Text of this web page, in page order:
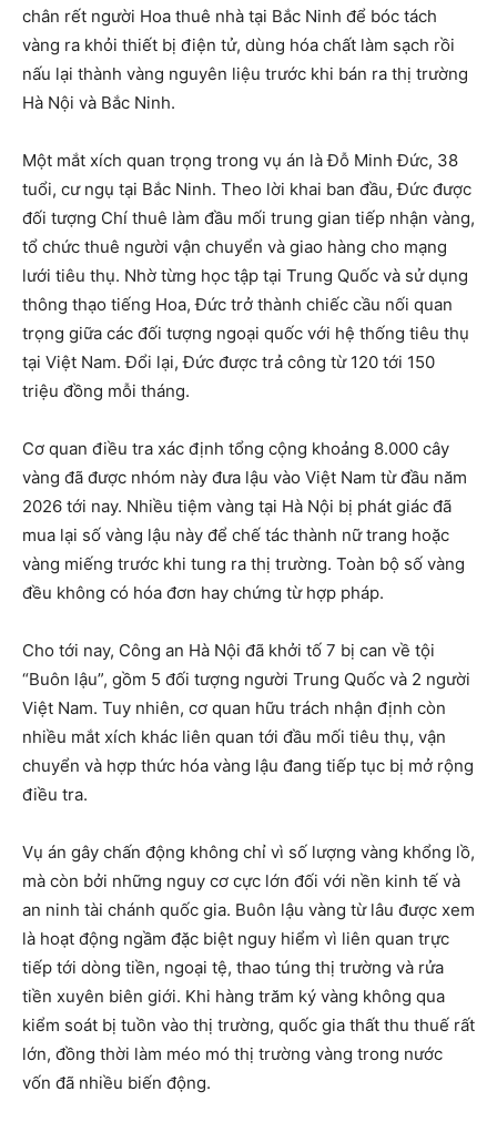
chân rết người Hoa thuê nhà tại Bắc Ninh để bóc tách
vàng ra khỏi thiết bị điện tử, dùng hóa chất làm sạch rồi
nấu lại thành vàng nguyên liệu trước khi bán ra thị trường
Hà Nội và Bắc Ninh.
Một mắt xích quan trọng trong vụ án là Đỗ Minh Đức, 38
tuổi, cư ngụ tại Bắc Ninh. Theo lời khai ban đầu, Đức được
đối tượng Chí thuê làm đầu mối trung gian tiếp nhận vàng,
tổ chức thuê người vận chuyển và giao hàng cho mạng
lưới tiêu thụ. Nhờ từng học tập tại Trung Quốc và sử dụng
thông thạo tiếng Hoa, Đức trở thành chiếc cầu nối quan
trọng giữa các đối tượng ngoại quốc với hệ thống tiêu thụ
tại Việt Nam. Đổi lại, Đức được trả công từ 120 tới 150
triệu đồng mỗi tháng.
Cơ quan điều tra xác định tổng cộng khoảng 8.000 cây
vàng đã được nhóm này đưa lậu vào Việt Nam từ đầu năm
2026 tới nay. Nhiều tiệm vàng tại Hà Nội bị phát giác đã
mua lại số vàng lậu này để chế tác thành nữ trang hoặc
vàng miếng trước khi tung ra thị trường. Toàn bộ số vàng
đều không có hóa đơn hay chứng từ hợp pháp.
Cho tới nay, Công an Hà Nội đã khởi tố 7 bị can về tội
“Buôn lậu”, gồm 5 đối tượng người Trung Quốc và 2 người
Việt Nam. Tuy nhiên, cơ quan hữu trách nhận định còn
nhiều mắt xích khác liên quan tới đầu mối tiêu thụ, vận
chuyển và hợp thức hóa vàng lậu đang tiếp tục bị mở rộng
điều tra.
Vụ án gây chấn động không chỉ vì số lượng vàng khổng lồ,
mà còn bởi những nguy cơ cực lớn đối với nền kinh tế và
an ninh tài chánh quốc gia. Buôn lậu vàng từ lâu được xem
là hoạt động ngầm đặc biệt nguy hiểm vì liên quan trực
tiếp tới dòng tiền, ngoại tệ, thao túng thị trường và rửa
tiền xuyên biên giới. Khi hàng trăm ký vàng không qua
kiểm soát bị tuồn vào thị trường, quốc gia thất thu thuế rất
lớn, đồng thời làm méo mó thị trường vàng trong nước
vốn đã nhiều biến động.